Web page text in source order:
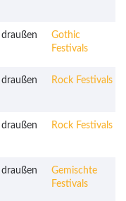
draußen
Gothic
Festivals
draußen Rock Festivals
draußen Rock Festivals
draußen
Gemischte
Festivals